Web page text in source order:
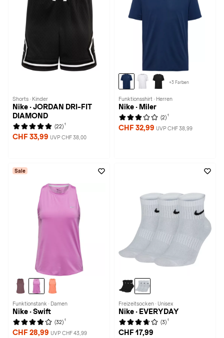
Shorts · Kinder
Nike · JORDAN DRI-FIT
DIAMOND
(22) 1
CHF 33,99 UVP CHF 38,00
+3 Farben
Funktionsshirt · Herren
Nike · Miler
(2) 1
CHF 32,99 UVP CHF 38,99
Sale
Funktionstank · Damen
Nike · Swift
(32) 1
CHF 28,99 UVP CHF 43,99
Freizeitsocken · Unisex
Nike · EVERYDAY
(3) 1
CHF 17,99